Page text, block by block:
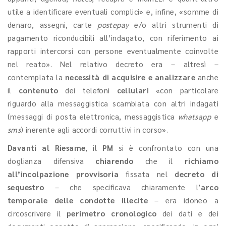
utile a identificare eventuali complici» e, infine, «somme di
denaro, assegni, carte postepaye/o altri strumenti di
pagamento riconducibili all’indagato, con riferimento ai
rapporti intercorsi con persone eventualmente coinvolte
nel reato». Nel relativo decreto era – altresì –
contemplata la necessità di acquisire e analizzare anche
il contenuto dei telefoni cellulari «con particolare
riguardo alla messaggistica scambiata con altri indagati
(messaggi di posta elettronica, messaggistica whatsappe
sms) inerente agli accordi corruttivi in corso».
Davanti al Riesame, il PM si è confrontato con una
doglianza difensiva chiarendo che il richiamo
all’incolpazione provvisoria fissata nel decreto di
sequestro – che specificava chiaramente l’arco
temporale delle condotte illecite – era idoneo a
circoscrivere il perimetro cronologico dei dati e dei